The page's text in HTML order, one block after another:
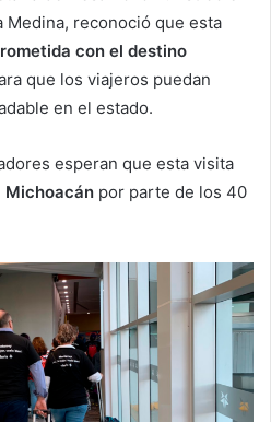
Medina, reconoció que esta
con el destino
que los viajeros puedan
en el estado.
esperan que esta visita
Michoacán por parte de los 40